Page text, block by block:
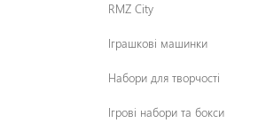
RMZ City
Іграшкові машинки
Набори для творчості
Ігрові набори та бокси